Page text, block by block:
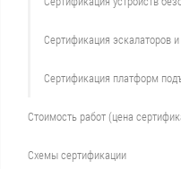
Сертификация эскалаторов
Сертификация платформ
Стоимость работ (цена
Схемы сертификации